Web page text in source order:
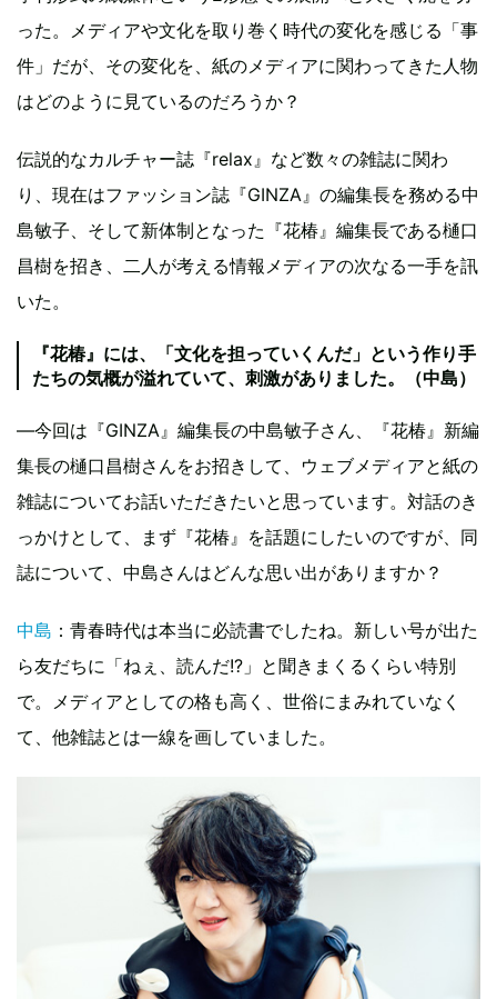
った。メディアや文化を取り巻く時代の変化を感じる「事
件」だが、その変化を、紙のメディアに関わってきた人物
はどのように見ているのだろうか？
伝説的なカルチャー誌『relax』など数々の雑誌に関わ
り、現在はファッション誌『GINZA』の編集長を務める中
島敏子、そして新体制となった『花椿』編集長である樋口
昌樹を招き、二人が考える情報メディアの次なる一手を訊
いた。
『花椿』には、「文化を担っていくんだ」という作り手
たちの気概が溢れていて、刺激がありました。（中島）
―今回は『GINZA』編集長の中島敏子さん、『花椿』新編
集長の樋口昌樹さんをお招きして、ウェブメディアと紙の
雑誌についてお話いただきたいと思っています。対話のき
っかけとして、まず『花椿』を話題にしたいのですが、同
誌について、中島さんはどんな思い出がありますか？
中島 ：青春時代は本当に必読書でしたね。新しい号が出た
ら友だちに「ねぇ、読んだ!?」と聞きまくるくらい特別
で。メディアとしての格も高く、世俗にまみれていなく
て、他雑誌とは一線を画していました。